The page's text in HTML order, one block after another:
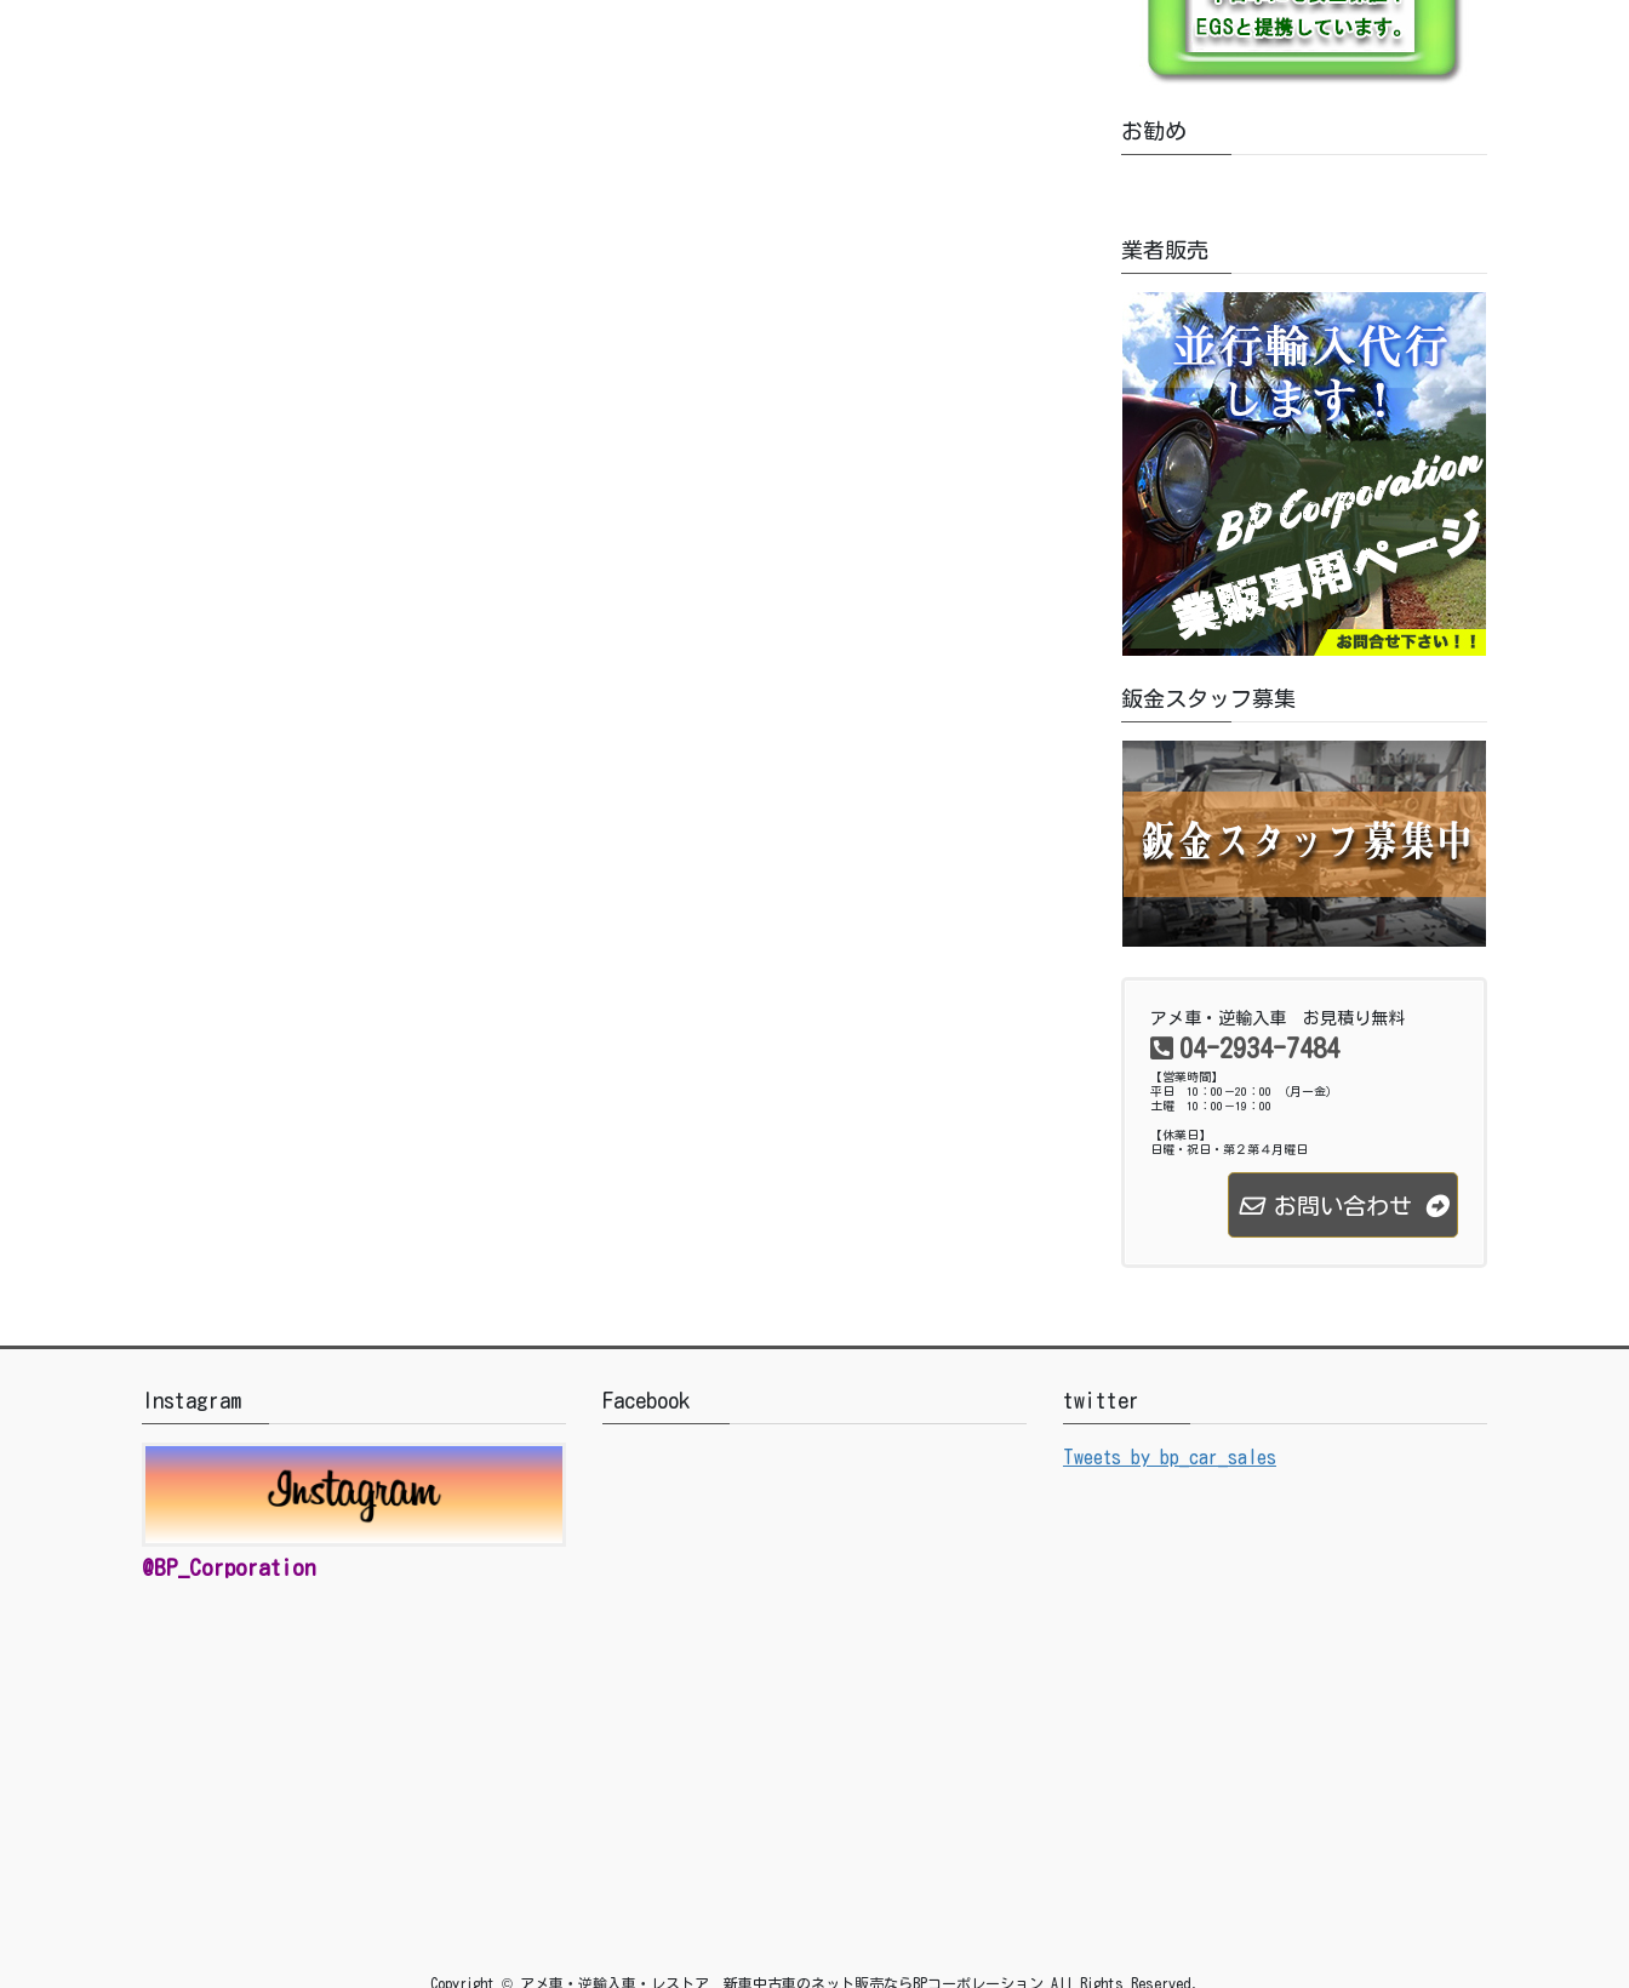
お勧め
業者販売
鈑金スタッフ募集
アメ車・逆輸入車 お見積り無料
04-2934-7484
【営業時間】
平日 10：00－20：00 （月ー金）
土曜 10：00－19：00
【休業日】
日曜・祝日・第２第４月曜日
お問い合わせ
Instagram
@BP_Corporation
Facebook twitter
Tweets by bp_car_sales
Copyright © アメ車・逆輸入車・レストア 新車中古車のネット販売ならBPコーポレーション All Rights Reserved.